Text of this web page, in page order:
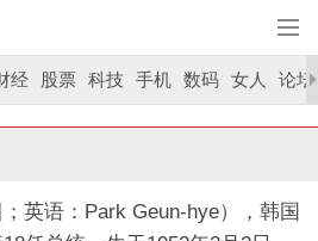
经 股票 科技 手机 数码 女人 论坛
英语：Park Geun-hye），韩国